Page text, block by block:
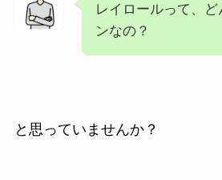
レイロールって、ど
ンなの？
と思っていませんか？